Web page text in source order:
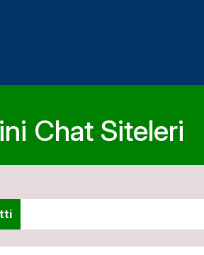
Chat Siteleri